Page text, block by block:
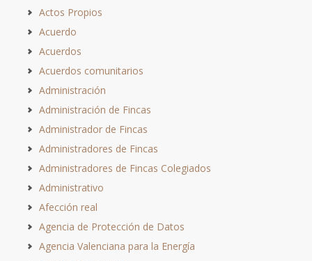
Actos Propios
Acuerdo
Acuerdos
Acuerdos comunitarios
Administración
Administración de Fincas
Administrador de Fincas
Administradores de Fincas
Administradores de Fincas Colegiados
Administrativo
Afección real
Agencia de Protección de Datos
Agencia Valenciana para la Energía